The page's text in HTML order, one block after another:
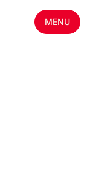
MENU